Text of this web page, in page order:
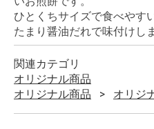
ひとくちサイズで食べやす
たまり醤油だれで味付けし
関連カテゴリ
オリジナル商品
オリジナル商品
オリジ